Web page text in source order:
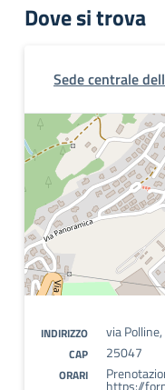
Dove si trova
Sede centrale
INDIRIZZO via
CAP 25047
ORARI
https://